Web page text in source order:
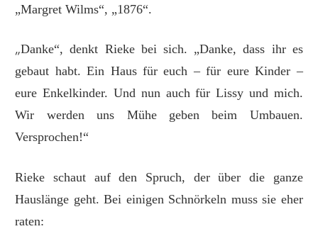
„Margret Wilms“, „1876“.
„Danke“, denkt Rieke bei sich. „Danke, dass ihr es
gebaut habt. Ein Haus für euch – für eure Kinder –
eure Enkelkinder. Und nun auch für Lissy und mich.
Wir werden uns Mühe geben beim Umbauen.
Versprochen!“
Rieke schaut auf den Spruch, der über die ganze
Hauslänge geht. Bei einigen Schnörkeln muss sie eher
raten: